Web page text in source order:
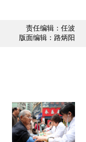
责任编辑：任波
版面编辑：路炳阳